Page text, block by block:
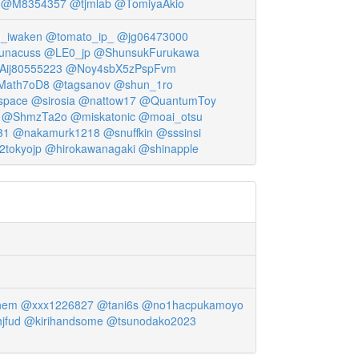
@tomato_ip_ @jg06473000
@LE0_jp @ShunsukFurukawa
@Noy4sbX5zPspFvm
@tagsanov @shun_1ro
@sirosia @nattow17 @QuantumToy
@ShmzTa2o @miskatonic @moai_otsu
@nakamurk1218 @snuffkin @sssinsi
@hirokawanagaki @shinapple
@xxx1226827 @tani6s @no1hacpukamoyo
@kirihandsome @tsunodako2023